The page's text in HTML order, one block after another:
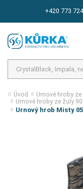
+420 773
Úvod
Urnové hroby
Urnové hroby ze žuly
Urnový hrob Misty